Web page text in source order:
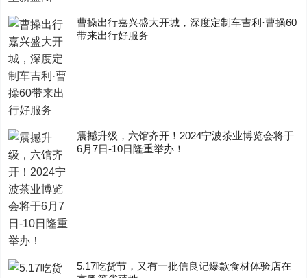
曹操出行嘉兴盛大开城，深度定制车吉利·曹操60
带来出行好服务
震撼升级，六馆齐开！2024宁波茶业博览会将于
6月7日-10日隆重举办！
5.17吃货节，又有一批信良记爆款食材体验店在